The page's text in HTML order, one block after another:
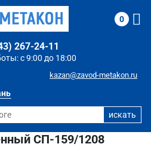
с 9:00 до 18:00
267-24-11
kazan@zavod-metakon.ru
0
СП-159/1208